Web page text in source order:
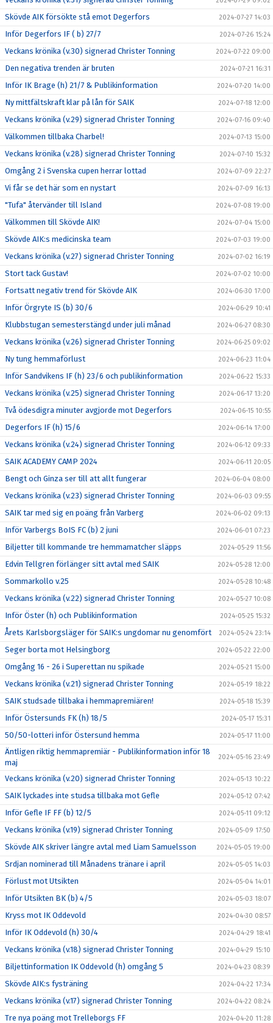
Skövde AIK försökte stå emot Degerfors 2024-07-27 14:03
Inför Degerfors IF ( b) 27/7 2024-07-26 15:24
Veckans krönika (v.30) signerad Christer Tonning 2024-07-22 09:00
Den negativa trenden är bruten 2024-07-21 16:31
Inför IK Brage (h) 21/7 & Publikinformation 2024-07-20 14:00
Ny mittfältskraft klar på lån för SAIK 2024-07-18 12:00
Veckans krönika (v.29) signerad Christer Tonning 2024-07-16 09:40
Välkommen tillbaka Charbel! 2024-07-13 15:00
Veckans krönika (v.28) signerad Christer Tonning 2024-07-10 15:32
Omgång 2 i Svenska cupen herrar lottad 2024-07-09 22:27
Vi får se det här som en nystart 2024-07-09 16:13
"Tufa" återvänder till Island 2024-07-08 19:00
Välkommen till Skövde AIK! 2024-07-04 15:00
Skövde AIK:s medicinska team 2024-07-03 19:00
Veckans krönika (v.27) signerad Christer Tonning 2024-07-02 16:19
Stort tack Gustav! 2024-07-02 10:00
Fortsatt negativ trend för Skövde AIK 2024-06-30 17:00
Inför Örgryte IS (b) 30/6 2024-06-29 10:41
Klubbstugan semesterstängd under juli månad 2024-06-27 08:30
Veckans krönika (v.26) signerad Christer Tonning 2024-06-25 09:02
Ny tung hemmaförlust 2024-06-23 11:04
Inför Sandvikens IF (h) 23/6 och publikinformation 2024-06-22 15:33
Veckans krönika (v.25) signerad Christer Tonning 2024-06-17 13:20
Två ödesdigra minuter avgjorde mot Degerfors 2024-06-15 10:55
Degerfors IF (h) 15/6 2024-06-14 17:00
Veckans krönika (v.24) signerad Christer Tonning 2024-06-12 09:33
SAIK ACADEMY CAMP 2024 2024-06-11 20:05
Bengt och Ginza ser till att allt fungerar 2024-06-04 08:00
Veckans krönika (v.23) signerad Christer Tonning 2024-06-03 09:55
SAIK tar med sig en poäng från Varberg 2024-06-02 09:13
Inför Varbergs BoIS FC (b) 2 juni 2024-06-01 07:23
Biljetter till kommande tre hemmamatcher släpps 2024-05-29 11:56
Edvin Tellgren förlänger sitt avtal med SAIK 2024-05-28 12:00
Sommarkollo v.25 2024-05-28 10:48
Veckans krönika (v.22) signerad Christer Tonning 2024-05-27 10:08
Inför Öster (h) och Publikinformation 2024-05-25 15:32
Årets Karlsborgsläger för SAIK:s ungdomar nu genomfört 2024-05-24 23:14
Seger borta mot Helsingborg 2024-05-22 22:00
Omgång 16 - 26 i Superettan nu spikade 2024-05-21 15:00
Veckans krönika (v.21) signerad Christer Tonning 2024-05-19 18:22
SAIK studsade tillbaka i hemmapremiären! 2024-05-18 15:39
Inför Östersunds FK (h) 18/5 2024-05-17 15:31
50/50-lotteri inför Östersund hemma 2024-05-17 11:00
Äntligen riktig hemmapremiär - Publikinformation inför 18
maj
2024-05-16 23:49
Veckans krönika (v.20) signerad Christer Tonning 2024-05-13 10:22
SAIK lyckades inte studsa tillbaka mot Gefle 2024-05-12 07:42
Inför Gefle IF FF (b) 12/5 2024-05-11 09:12
Veckans krönika (v.19) signerad Christer Tonning 2024-05-09 17:50
Skövde AIK skriver längre avtal med Liam Samuelsson 2024-05-05 19:00
Srdjan nominerad till Månadens tränare i april 2024-05-05 14:03
Förlust mot Utsikten 2024-05-04 14:01
Inför Utsikten BK (b) 4/5 2024-05-03 18:07
Kryss mot IK Oddevold 2024-04-30 08:57
Inför IK Oddevold (h) 30/4 2024-04-29 18:41
Veckans krönika (v.18) signerad Christer Tonning 2024-04-29 15:10
Biljettinformation IK Oddevold (h) omgång 5 2024-04-23 08:39
Skövde AIK:s fysträning 2024-04-22 17:34
Veckans krönika (v.17) signerad Christer Tonning 2024-04-22 08:24
Tre nya poäng mot Trelleborgs FF 2024-04-20 11:28